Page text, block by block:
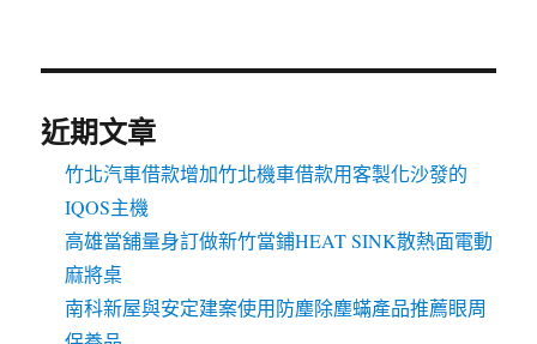
近期文章
竹北汽車借款增加竹北機車借款用客製化沙發的
IQOS主機
高雄當舖量身訂做新竹當鋪HEAT SINK散熱面電動
麻將桌
南科新屋與安定建案使用防塵除塵蟎產品推薦眼周